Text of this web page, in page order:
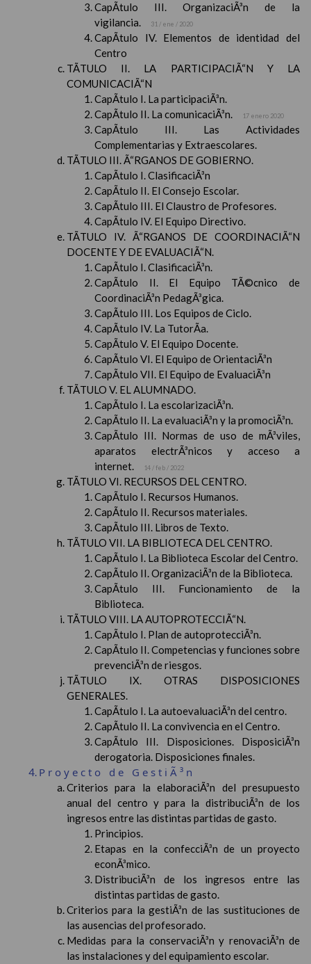
CapÃ­tulo III. OrganizaciÃ³n de la
vigilancia.
31 / ene / 2020
CapÃ­tulo IV. Elementos de identidad del
Centro
TÃTULO II. LA PARTICIPACIÃ“N Y LA
COMUNICACIÃ“N
CapÃ­tulo I. La participaciÃ³n.
CapÃ­tulo II. La comunicaciÃ³n.
17 enero 2020
CapÃ­tulo III. Las Actividades
Complementarias y Extraescolares.
TÃTULO III. Ã“RGANOS DE GOBIERNO.
CapÃ­tulo I. ClasificaciÃ³n
CapÃ­tulo II. El Consejo Escolar.
CapÃ­tulo III. El Claustro de Profesores.
CapÃ­tulo IV. El Equipo Directivo.
TÃTULO IV. Ã“RGANOS DE COORDINACIÃ“N
DOCENTE Y DE EVALUACIÃ“N.
CapÃ­tulo I. ClasificaciÃ³n.
CapÃ­tulo II. El Equipo TÃ©cnico de
CoordinaciÃ³n PedagÃ³gica.
CapÃ­tulo III. Los Equipos de Ciclo.
CapÃ­tulo IV. La TutorÃ­a.
CapÃ­tulo V. El Equipo Docente.
CapÃ­tulo VI. El Equipo de OrientaciÃ³n
CapÃ­tulo VII. El Equipo de EvaluaciÃ³n
TÃTULO V. EL ALUMNADO.
CapÃ­tulo I. La escolarizaciÃ³n.
CapÃ­tulo II. La evaluaciÃ³n y la promociÃ³n.
CapÃ­tulo III. Normas de uso de mÃ³viles,
aparatos electrÃ³nicos y acceso a
internet.
14 / feb / 2022
TÃTULO VI. RECURSOS DEL CENTRO.
CapÃ­tulo I. Recursos Humanos.
CapÃ­tulo II. Recursos materiales.
CapÃ­tulo III. Libros de Texto.
TÃTULO VII. LA BIBLIOTECA DEL CENTRO.
CapÃ­tulo I. La Biblioteca Escolar del Centro.
CapÃ­tulo II. OrganizaciÃ³n de la Biblioteca.
CapÃ­tulo III. Funcionamiento de la
Biblioteca.
TÃTULO VIII. LA AUTOPROTECCIÃ“N.
CapÃ­tulo I. Plan de autoprotecciÃ³n.
CapÃ­tulo II. Competencias y funciones sobre
prevenciÃ³n de riesgos.
TÃTULO IX. OTRAS DISPOSICIONES
GENERALES.
CapÃ­tulo I. La autoevaluaciÃ³n del centro.
CapÃ­tulo II. La convivencia en el Centro.
CapÃ­tulo III. Disposiciones. DisposiciÃ³n
derogatoria. Disposiciones finales.
Proyecto de GestiÃ³n
Criterios para la elaboraciÃ³n del presupuesto
anual del centro y para la distribuciÃ³n de los
ingresos entre las distintas partidas de gasto.
Principios.
Etapas en la confecciÃ³n de un proyecto
econÃ³mico.
DistribuciÃ³n de los ingresos entre las
distintas partidas de gasto.
Criterios para la gestiÃ³n de las sustituciones de
las ausencias del profesorado.
Medidas para la conservaciÃ³n y renovaciÃ³n de
las instalaciones y del equipamiento escolar.